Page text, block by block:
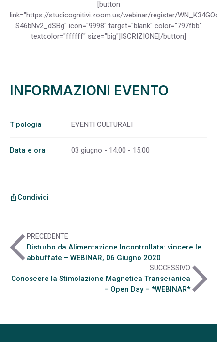
[button
link="https://studicognitivi.zoom.us/webinar/register/
S46bNv2_dSBg" icon="9998" target="blank" color="797fbb"
textcolor="ffffff" size="big"]ISCRIZIONE[/button]
INFORMAZIONI EVENTO
Tipologia EVENTI CULTURALI
Data e ora 03 giugno - 14:00 - 15:00
ios_shareCondividi
arrow_back_iosPRECEDENTE
Disturbo da Alimentazione Incontrollata: vincere le
abbuffate – WEBINAR, 06 Giugno 2020
SUCCESSIVO
Conoscere la Stimolazione Magnetica Transcranica
– Open Day – *WEBINAR*arrow_forward_ios